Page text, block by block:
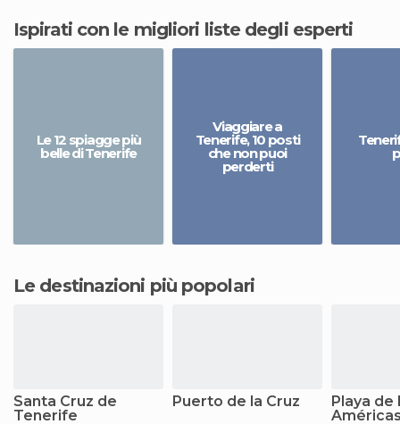
Ispirati con le migliori liste degli esperti
Le 12 spiagge più
belle di Tenerife
Viaggiare a
Tenerife, 10 posti
che non puoi
perderti
Le destinazioni più popolari
Santa Cruz de
Tenerife
Puerto de la Cruz
Playa de